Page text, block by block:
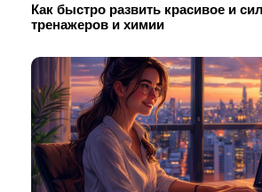
Как быстро развить красивое и
тренажеров и химии